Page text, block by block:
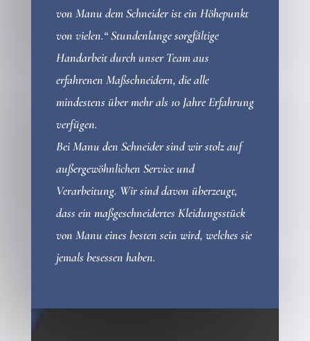
von Manu dem Schneider ist ein Höhepunkt
von vielen.“ Stundenlange sorgfältige
Handarbeit durch unser Team aus
erfahrenen Maßschneidern, die alle
mindestens über mehr als 10 Jahre Erfahrung
verfügen.
Bei Manu den Schneider sind wir stolz auf
außergewöhnlichen Service und
Verarbeitung. Wir sind davon überzeugt,
dass ein maßgeschneidertes Kleidungsstück
von Manu eines besten sein wird, welches sie
jemals besessen haben.